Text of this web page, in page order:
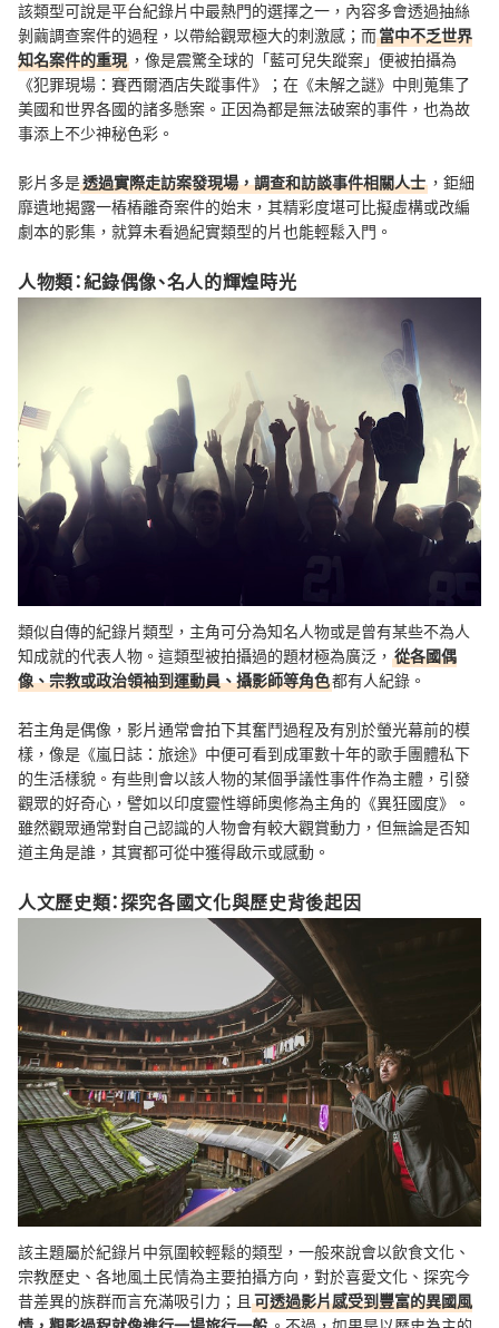
該類型可說是平台紀錄片中最熱門的選擇之一，內容多會透過抽絲
剝繭調查案件的過程，以帶給觀眾極大的刺激感；而當中不乏世界
知名案件的重現 ，像是震驚全球的「藍可兒失蹤案」便被拍攝為
《犯罪現場：賽西爾酒店失蹤事件》；在《未解之謎》中則蒐集了
美國和世界各國的諸多懸案。正因為都是無法破案的事件，也為故
事添上不少神秘色彩。
影片多是透過實際走訪案發現場，調查和訪談事件相關人士 ，鉅細
靡遺地揭露一樁樁離奇案件的始末，其精彩度堪可比擬虛構或改編
劇本的影集，就算未看過紀實類型的片也能輕鬆入門。
人物類：紀錄偶像、名人的輝煌時光
類似自傳的紀錄片類型，主角可分為知名人物或是曾有某些不為人
知成就的代表人物。這類型被拍攝過的題材極為廣泛， 從各國偶
像、宗教或政治領袖到運動員、攝影師等角色都有人紀錄。
若主角是偶像，影片通常會拍下其奮鬥過程及有別於螢光幕前的模
樣，像是《嵐日誌：旅途》中便可看到成軍數十年的歌手團體私下
的生活樣貌。有些則會以該人物的某個爭議性事件作為主體，引發
觀眾的好奇心，譬如以印度靈性導師奧修為主角的《異狂國度》。
雖然觀眾通常對自己認識的人物會有較大觀賞動力，但無論是否知
道主角是誰，其實都可從中獲得啟示或感動。
人文歷史類：探究各國文化與歷史背後起因
該主題屬於紀錄片中氛圍較輕鬆的類型，一般來說會以飲食文化、
宗教歷史、各地風土民情為主要拍攝方向，對於喜愛文化、探究今
昔差異的族群而言充滿吸引力；且 可透過影片感受到豐富的異國風